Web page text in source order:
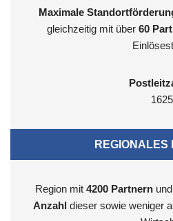
Maximale
gleichzeitig mit über 60
REGIONALES
Region mit 4200 Partnernund
Anzahl dieser sowie weniger